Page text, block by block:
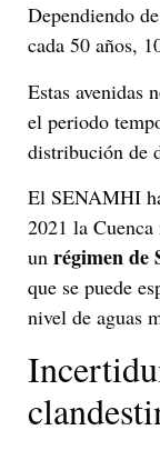
Dependiendo
cada 50 años,
Estas avenidas
el periodo
distribución de
El SENAMHI
2021 la
un régimen de
que se puede
nivel de aguas